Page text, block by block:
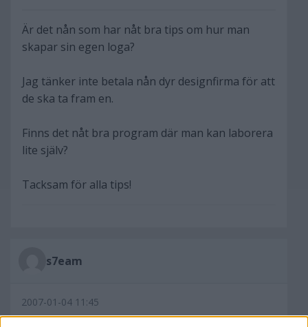
Är det nån som har nåt bra tips om hur man
skapar sin egen loga?
Jag tänker inte betala nån dyr designfirma för att
de ska ta fram en.
Finns det nåt bra program där man kan laborera
lite själv?
Tacksam för alla tips!
s7eam
2007-01-04 11:45